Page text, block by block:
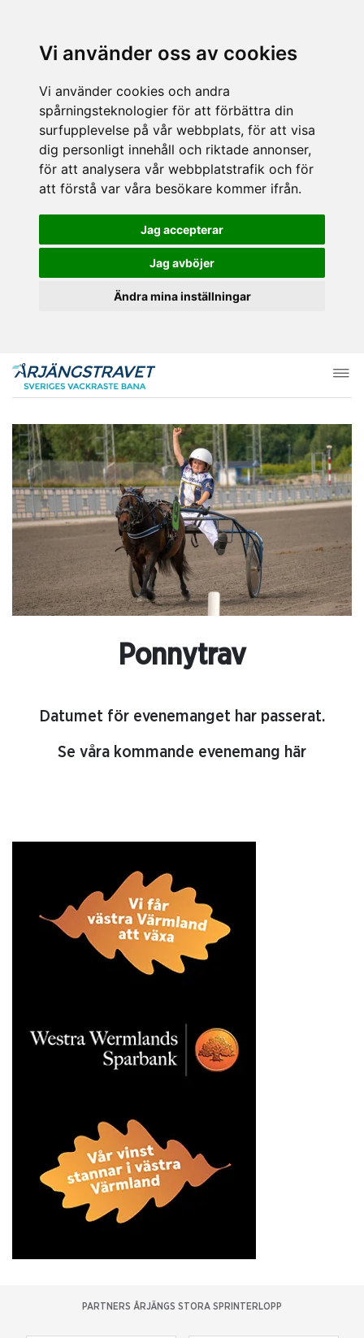
Vi använder oss av cookies
Vi använder cookies och andra
spårningsteknologier för att förbättra din
surfupplevelse på vår webbplats, för att visa
dig personligt innehåll och riktade annonser,
för att analysera vår webbplatstrafik och för
att förstå var våra besökare kommer ifrån.
Jag accepterar
Jag avböjer
Ändra mina inställningar
Ponnytrav
Datumet för evenemanget har passerat.
Se våra kommande evenemang här
PARTNERS ÅRJÄNGS STORA SPRINTERLOPP